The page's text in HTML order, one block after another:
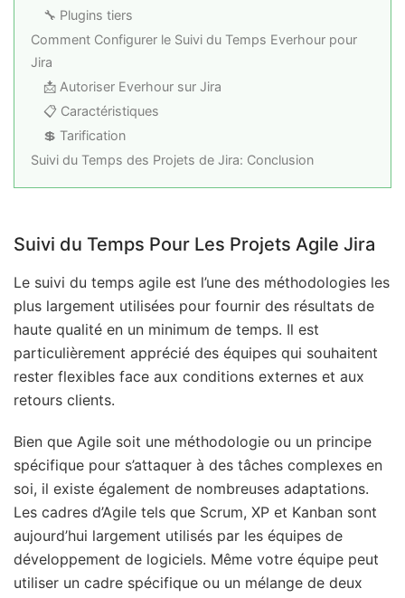
🔧 Plugins tiers
Comment Configurer le Suivi du Temps Everhour pour
Jira
📩 Autoriser Everhour sur Jira
📋 Caractéristiques
💲 Tarification
Suivi du Temps des Projets de Jira: Conclusion
Suivi du Temps Pour Les Projets Agile Jira
Le suivi du temps agile est l’une des méthodologies les
plus largement utilisées pour fournir des résultats de
haute qualité en un minimum de temps. Il est
particulièrement apprécié des équipes qui souhaitent
rester flexibles face aux conditions externes et aux
retours clients.
Bien que Agile soit une méthodologie ou un principe
spécifique pour s’attaquer à des tâches complexes en
soi, il existe également de nombreuses adaptations.
Les cadres d’Agile tels que Scrum, XP et Kanban sont
aujourd’hui largement utilisés par les équipes de
développement de logiciels. Même votre équipe peut
utiliser un cadre spécifique ou un mélange de deux